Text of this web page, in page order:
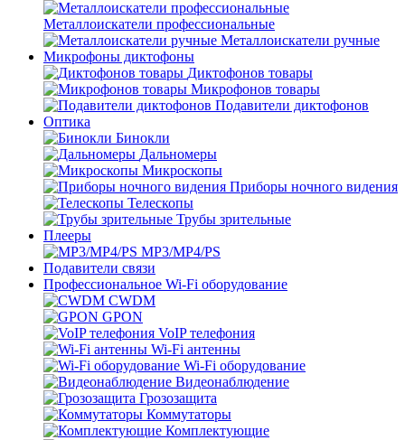
Металлоискатели профессиональные
Металлоискатели ручные
Микрофоны диктофоны
Диктофонов товары
Микрофонов товары
Подавители диктофонов
Оптика
Бинокли
Дальномеры
Микроскопы
Приборы ночного видения
Телескопы
Трубы зрительные
Плееры
MP3/MP4/PS
Подавители связи
Профессиональное Wi-Fi оборудование
CWDM
GPON
VoIP телефония
Wi-Fi антенны
Wi-Fi оборудование
Видеонаблюдение
Грозозащита
Коммутаторы
Комплектующие